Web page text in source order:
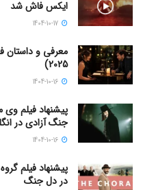
ایکس فاش شد
2025)
جنگ آزادی در
در دل جنگ